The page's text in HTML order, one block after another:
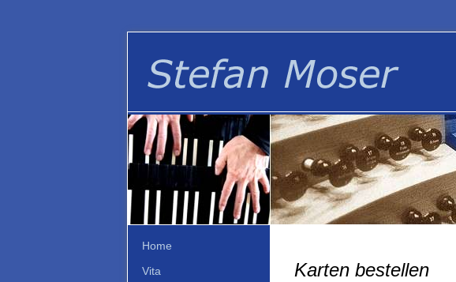
Karten bestellen
Home
Vita